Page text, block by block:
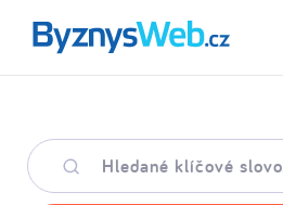
Hledané
klíčové
slovo